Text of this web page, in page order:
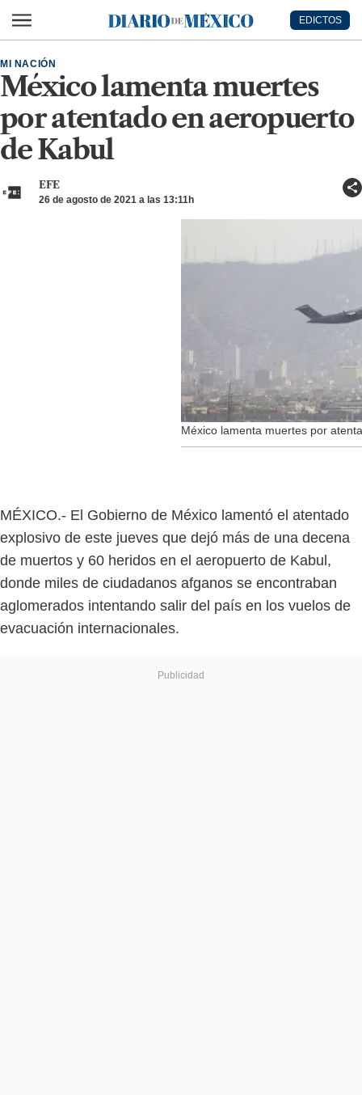
Diario de México
EDICTOS
México lamenta muertes
por atentado en aeropuerto
de Kabul
MI NACIÓN
EFE
26 de agosto de 2021 a las 13:11h
México lamenta muertes por
MÉXICO.- El Gobierno de México lamentó el atentado
explosivo de este jueves que dejó más de una decena
de muertos y 60 heridos en el aeropuerto de Kabul,
donde miles de ciudadanos afganos se encontraban
aglomerados intentando salir del país en los vuelos de
evacuación internacionales.